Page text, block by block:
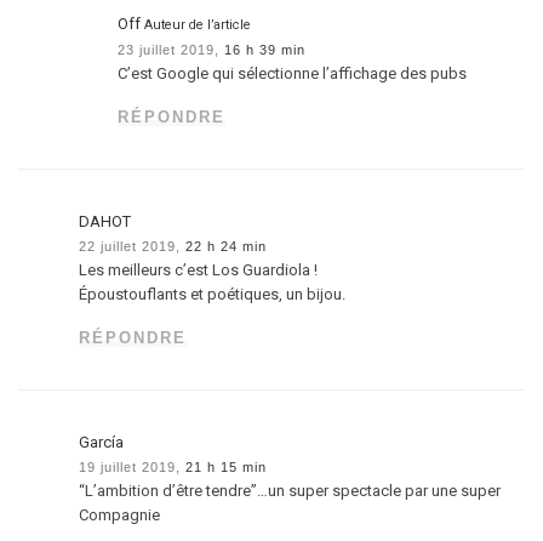
Off Auteur de l’article
23 juillet 2019, 16 h 39 min
C’est Google qui sélectionne l’affichage des pubs
RÉPONDRE
DAHOT
22 juillet 2019, 22 h 24 min
Les meilleurs c’est Los Guardiola !
Époustouflants et poétiques, un bijou.
RÉPONDRE
García
19 juillet 2019, 21 h 15 min
“L’ambition d’être tendre”…un super spectacle par une super
Compagnie